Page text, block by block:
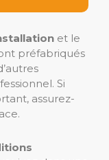
et le
préfabriqués
Si
assurez-